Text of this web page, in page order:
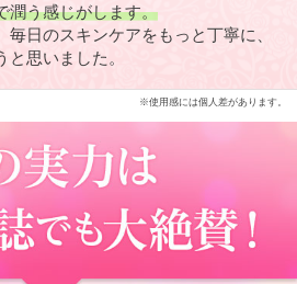
潤う感じがします。
日のスキンケアをもっと丁寧に、
思いました。
※使用感には個人差があります。